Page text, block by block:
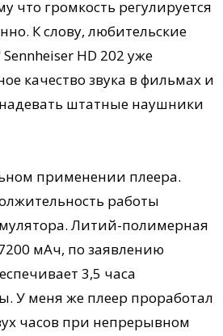
что громкость регулируется
К слову, любительские
HD 202 уже
качество звука в фильмах и
штатные наушники
применении плеера.
работы
Литий-полимерная
мАч, по заявлению
3,5 часа
У меня же плеер проработал
часов при непрерывном